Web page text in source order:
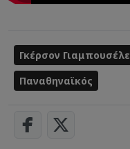
Γκέρσον Γιαμπουσέλε
Παναθηναϊκός